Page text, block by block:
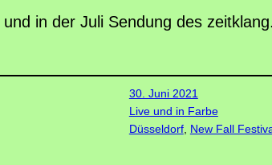
und in der Juli Sendung des zeitklang.
30. Juni 2021
Live und in Farbe
Düsseldorf, New Fall